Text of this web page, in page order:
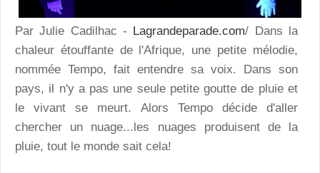
Par Julie Cadilhac - Lagrandeparade.com/ Dans la
chaleur étouffante de l'Afrique, une petite mélodie,
nommée Tempo, fait entendre sa voix. Dans son
pays, il n'y a pas une seule petite goutte de pluie et
le vivant se meurt. Alors Tempo décide d'aller
chercher un nuage...les nuages produisent de la
pluie, tout le monde sait cela!